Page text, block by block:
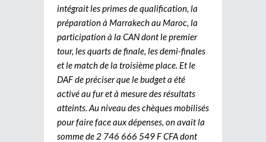
intégrait les primes de qualification, la
préparation à Marrakech au Maroc, la
participation à la CAN dont le premier
tour, les quarts de finale, les demi-finales
et le match de la troisième place. Et le
DAF de préciser que le budget a été
activé au fur et à mesure des résultats
atteints. Au niveau des chèques mobilisés
pour faire face aux dépenses, on avait la
somme de 2 746 666 549 F CFA dont